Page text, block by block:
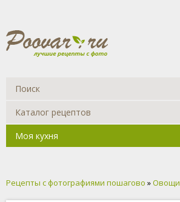
Каталог рецептов
Моя кухня
Рецепты с фотографиями пошагово »Овощи